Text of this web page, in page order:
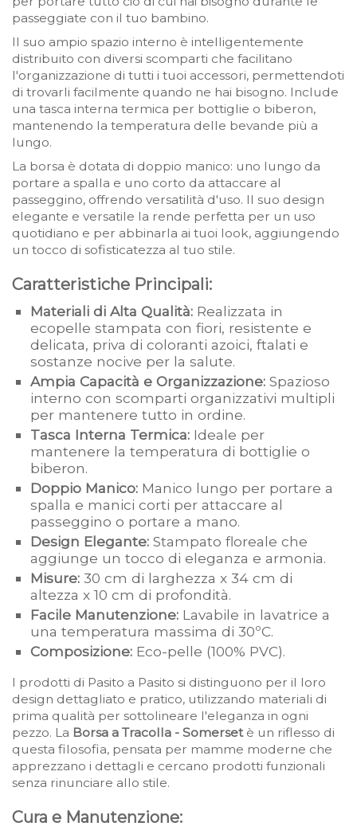
passeggiate con il tuo bambino.
Il suo ampio spazio interno è intelligentemente
distribuito con diversi scomparti che facilitano
l'organizzazione di tutti i tuoi accessori, permettendoti
di trovarli facilmente quando ne hai bisogno. Include
una tasca interna termica per bottiglie o biberon,
mantenendo la temperatura delle bevande più a
lungo.
La borsa è dotata di doppio manico: uno lungo da
portare a spalla e uno corto da attaccare al
passeggino, offrendo versatilità d'uso. Il suo design
elegante e versatile la rende perfetta per un uso
quotidiano e per abbinarla ai tuoi look, aggiungendo
un tocco di sofisticatezza al tuo stile.
Caratteristiche Principali:
Materiali di Alta Qualità: Realizzata in
ecopelle stampata con fiori, resistente e
delicata, priva di coloranti azoici, ftalati e
sostanze nocive per la salute.
Ampia Capacità e Organizzazione: Spazioso
interno con scomparti organizzativi multipli
per mantenere tutto in ordine.
Tasca Interna Termica: Ideale per
mantenere la temperatura di bottiglie o
biberon.
Doppio Manico: Manico lungo per portare a
spalla e manici corti per attaccare al
passeggino o portare a mano.
Design Elegante: Stampato floreale che
aggiunge un tocco di eleganza e armonia.
Misure: 30 cm di larghezza x 34 cm di
altezza x 10 cm di profondità.
Facile Manutenzione: Lavabile in lavatrice a
una temperatura massima di 30ºC.
Composizione: Eco-pelle (100% PVC).
I prodotti di Pasito a Pasito si distinguono per il loro
design dettagliato e pratico, utilizzando materiali di
prima qualità per sottolineare l'eleganza in ogni
pezzo. La Borsa a Tracolla - Somersetè un riflesso di
questa filosofia, pensata per mamme moderne che
apprezzano i dettagli e cercano prodotti funzionali
senza rinunciare allo stile.
Cura e Manutenzione: